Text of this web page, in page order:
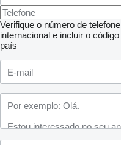
Verifique o número de
internacional e incluir o
país